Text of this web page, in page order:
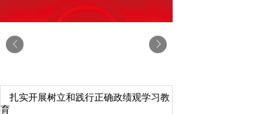
扎实开展树立和践行正确政绩观学习教
育